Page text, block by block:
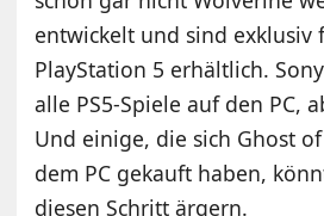
entwickelt und sind exklusiv
PlayStation 5 erhältlich.
alle PS5-Spiele auf den PC,
Und einige, die sich Ghost
dem PC gekauft haben,
diesen Schritt ärgern.